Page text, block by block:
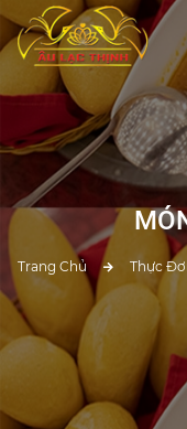
Trang Chủ
Thực